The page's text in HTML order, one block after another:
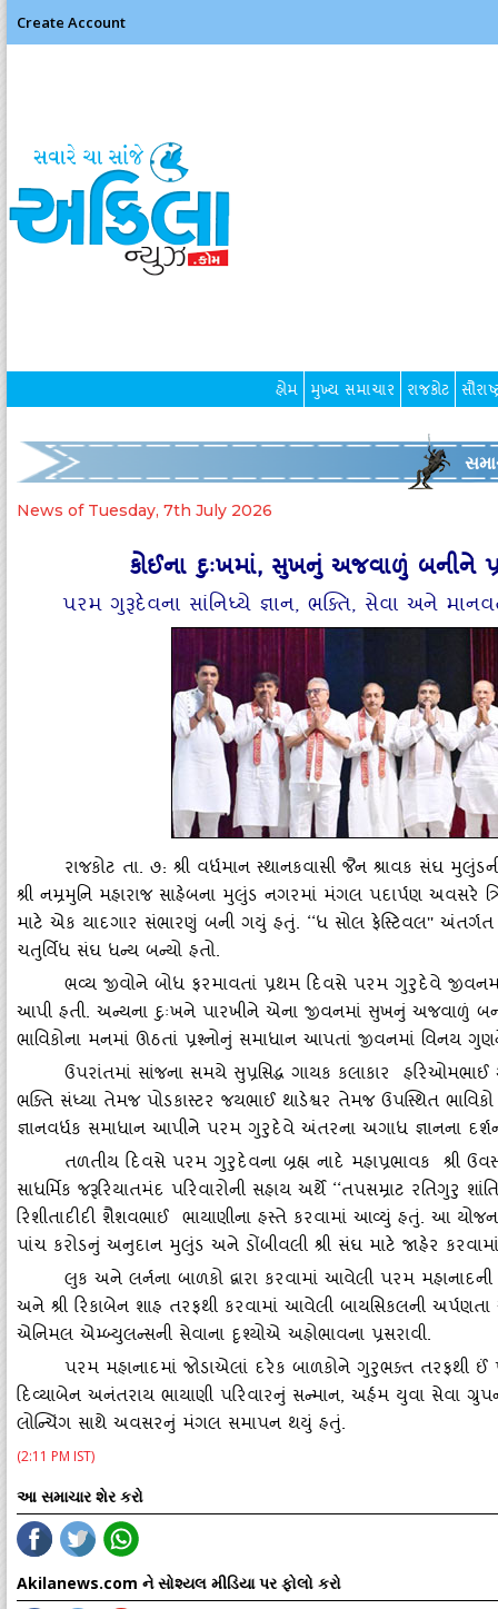
Create Account
હોમ મુખ્ય સમાચાર રાજકોટ
News of Tuesday, 7th July 2026
કોઈના દુઃખમાં, સુખનું અજવાળું બનીને
પરમ ગુરૂદેવના સાંનિધ્‍યે જ્ઞાન, ભક્‍તિ, સેવા અને
રાજકોટ તા. ૭: શ્રી વર્ધમાન સ્‍થાનકવાસી જૈન શ્રાવક સંઘ
શ્રી નમ્રમુનિ મહારાજ સાહેબના મુલુંડ નગરમાં મંગલ પદાર્પણ અવસરે
માટે એક યાદગાર સંભારણું બની ગયું હતું. ‘‘ધ સોલ ફેસ્‍ટિવલ'' અંતર્ગત
ચતુર્વિધ સંઘ ધન્‍ય બન્‍યો હતો.
ભવ્‍ય જીવોને બોધ ફરમાવતાં પ્રથમ દિવસે પરમ ગુરુદેવે
આપી હતી. અન્‍યના દુઃખને પારખીને એના જીવનમાં સુખનું અજવાળું
ભાવિકોના મનમાં ઊઠતાં પ્રશ્‍નોનું સમાધાન આપતાં જીવનમાં વિનય
ઉપરાંતમાં સાંજના સમયે સુપ્રસિદ્ધ ગાયક કલાકાર હરિઓમભાઈ
ભક્‍તિ સંધ્‍યા તેમજ પોડકાસ્‍ટર જયભાઈ થાડેશ્વર તેમજ ઉપસ્‍થિત
જ્ઞાનવર્ધક સમાધાન આપીને પરમ ગુરુદેવે અંતરના અગાધ જ્ઞાનના
તળતીય દિવસે પરમ ગુરુદેવના બ્રહ્મ નાદે મહાપ્રભાવક શ્રી
સાધર્મિક જરૂરિયાતમંદ પરિવારોની સહાય અર્થે ‘‘તપસમ્રાટ
રિશીતાદીદી શૈશવભાઈ ભાયાણીના હસ્‍તે કરવામાં આવ્‍યું હતું. આ
પાંચ કરોડનું અનુદાન મુલુંડ અને ડોંબીવલી શ્રી સંઘ માટે જાહેર
લુક અને લર્નના બાળકો દ્વારા કરવામાં આવેલી પરમ મહાનાદની
અને શ્રી રિકાબેન શાહ તરફથી કરવામાં આવેલી બાયસિકલની
એનિમલ એમ્‍બ્‍યુલન્‍સની સેવાના દૃશ્‍યોએ અહોભાવના પ્રસરાવી.
પરમ મહાનાદમાં જોડાએલાં દરેક બાળકોને ગુરુભક્‍ત તરફથી ઈં
દિવ્‍યાબેન અનંતરાય ભાયાણી પરિવારનું સન્‍માન, અર્હમ યુવા સેવા
લોન્‍ચિંગ સાથે અવસરનું મંગલ સમાપન થયું હતું.
(2:11 PM IST)
આ સમાચાર શેર કરો
Akilanews.com ને સોશ્યલ મીડિયા પર ફોલો કરો